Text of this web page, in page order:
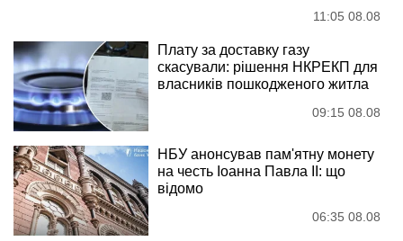
11:05 08.08
Плату за доставку газу
скасували: рішення НКРЕКП для
власників пошкодженого житла
09:15 08.08
НБУ анонсував пам'ятну монету
на честь Іоанна Павла II: що
відомо
06:35 08.08